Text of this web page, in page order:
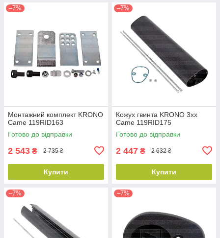
–7%
Монтажний комплект KRONO
Came 119RID163
Готово до відправки
2 543 ₴ 2 735 ₴
Купити
–7%
Кожух гвинта KRONO 3xx
Came 119RID175
Готово до відправки
2 447 ₴ 2 632 ₴
Купити
–7% –7%